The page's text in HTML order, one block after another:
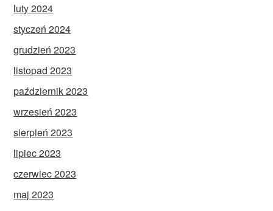
luty 2024
styczeń 2024
grudzień 2023
listopad 2023
październik 2023
wrzesień 2023
sierpień 2023
lipiec 2023
czerwiec 2023
maj 2023